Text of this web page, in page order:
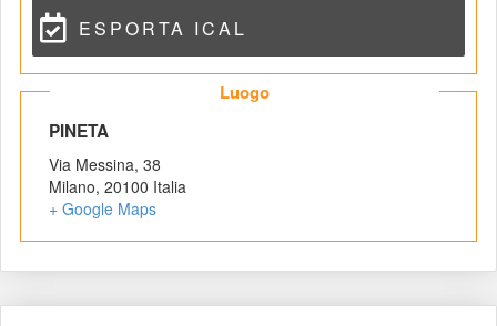
ESPORTA ICAL
Luogo
PINETA
Via Messina, 38
Milano, 20100 Italia
+ Google Map